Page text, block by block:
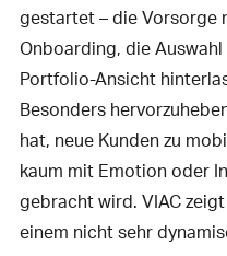
gestartet – die Vorsorge
Onboarding, die
Portfolio-Ansicht
Besonders
hat, neue Kunden zu
kaum mit Emotion oder
gebracht wird. VIAC
einem nicht sehr